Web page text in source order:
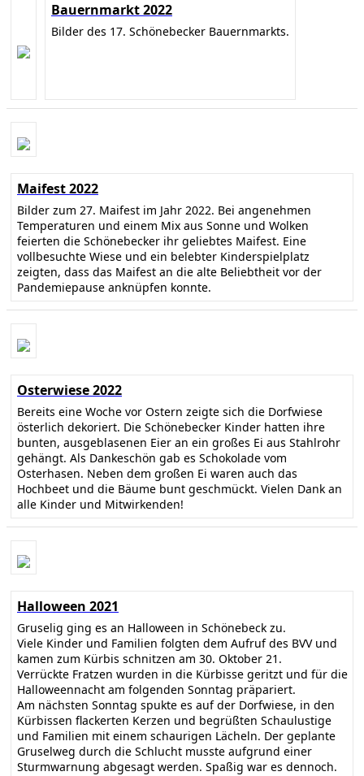
Bauernmarkt 2022
Bilder des 17. Schönebecker Bauernmarkts.
Maifest 2022
Bilder zum 27. Maifest im Jahr 2022. Bei angenehmen
Temperaturen und einem Mix aus Sonne und Wolken
feierten die Schönebecker ihr geliebtes Maifest. Eine
vollbesuchte Wiese und ein belebter Kinderspielplatz
zeigten, dass das Maifest an die alte Beliebtheit vor der
Pandemiepause anknüpfen konnte.
Osterwiese 2022
Bereits eine Woche vor Ostern zeigte sich die Dorfwiese
österlich dekoriert. Die Schönebecker Kinder hatten ihre
bunten, ausgeblasenen Eier an ein großes Ei aus Stahlrohr
gehängt. Als Dankeschön gab es Schokolade vom
Osterhasen. Neben dem großen Ei waren auch das
Hochbeet und die Bäume bunt geschmückt. Vielen Dank an
alle Kinder und Mitwirkenden!
Halloween 2021
Gruselig ging es an Halloween in Schönebeck zu.
Viele Kinder und Familien folgten dem Aufruf des BVV und
kamen zum Kürbis schnitzen am 30. Oktober 21.
Verrückte Fratzen wurden in die Kürbisse geritzt und für die
Halloweennacht am folgenden Sonntag präpariert.
Am nächsten Sonntag spukte es auf der Dorfwiese, in den
Kürbissen flackerten Kerzen und begrüßten Schaulustige
und Familien mit einem schaurigen Lächeln. Der geplante
Gruselweg durch die Schlucht musste aufgrund einer
Sturmwarnung abgesagt werden. Spaßig war es dennoch.